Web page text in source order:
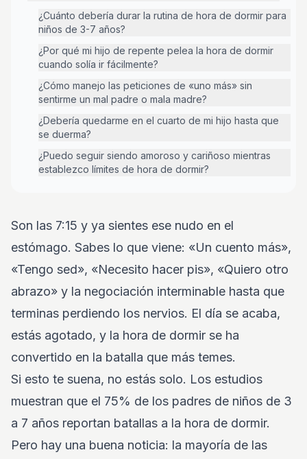
¿Cuánto debería durar la rutina de hora de dormir para
niños de 3-7 años?
¿Por qué mi hijo de repente pelea la hora de dormir
cuando solía ir fácilmente?
¿Cómo manejo las peticiones de «uno más» sin
sentirme un mal padre o mala madre?
¿Debería quedarme en el cuarto de mi hijo hasta que
se duerma?
¿Puedo seguir siendo amoroso y cariñoso mientras
establezco límites de hora de dormir?
Son las 7:15 y ya sientes ese nudo en el
estómago. Sabes lo que viene: «Un cuento más»,
«Tengo sed», «Necesito hacer pis», «Quiero otro
abrazo» y la negociación interminable hasta que
terminas perdiendo los nervios. El día se acaba,
estás agotado, y la hora de dormir se ha
convertido en la batalla que más temes.
Si esto te suena, no estás solo. Los estudios
muestran que el 75% de los padres de niños de 3
a 7 años reportan batallas a la hora de dormir.
Pero hay una buena noticia: la mayoría de las